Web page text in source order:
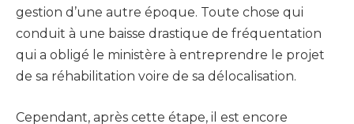
gestion d’une autre époque. Toute chose qui
conduit à une baisse drastique de fréquentation
qui a obligé le ministère à entreprendre le projet
de sa réhabilitation voire de sa délocalisation.
Cependant, après cette étape, il est encore